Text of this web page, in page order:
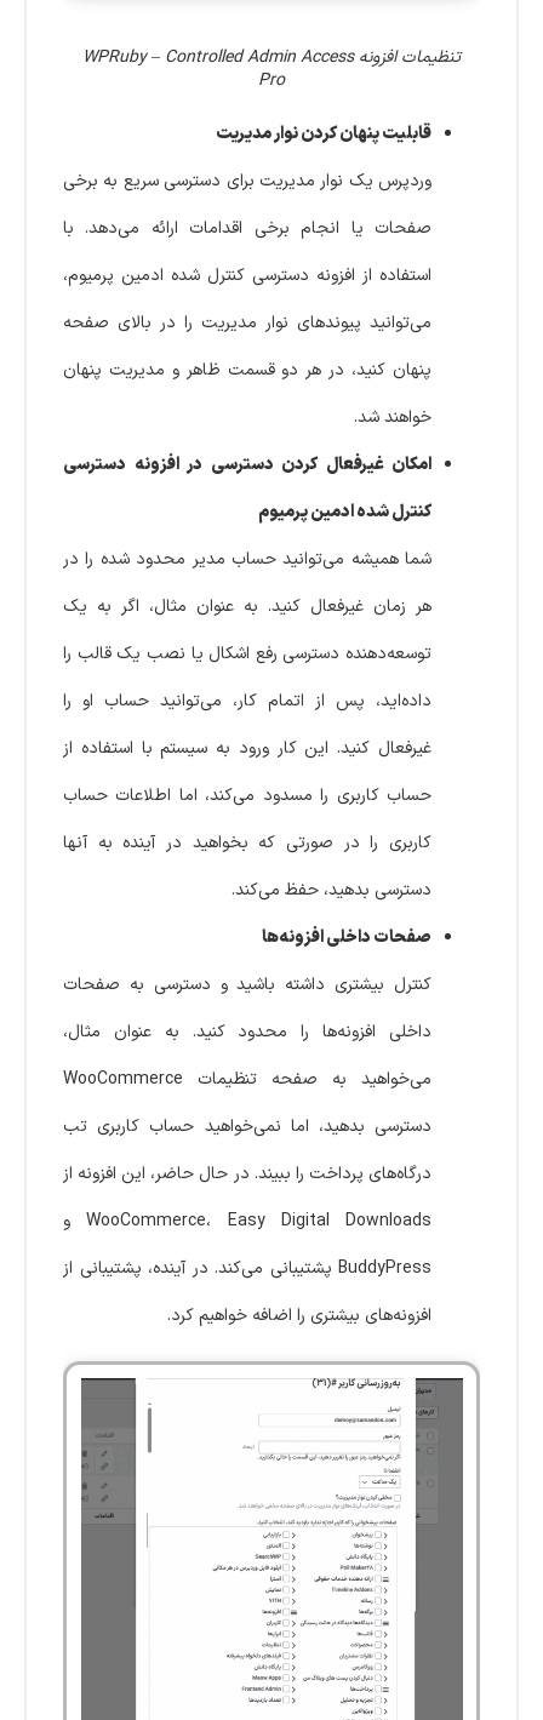
تنظیمات افزونه WPRuby – Controlled Admin Access
Pro
قابلیت پنهان کردن نوار مدیریت
وردپرس یک نوار مدیریت برای دسترسی سریع به برخی
صفحات یا انجام برخی اقدامات ارائه می‌دهد. با
استفاده از افزونه دسترسی کنترل شده ادمین پرمیوم،
می‌توانید پیوندهای نوار مدیریت را در بالای صفحه
پنهان کنید، در هر دو قسمت ظاهر و مدیریت پنهان
خواهند شد.
امکان غیرفعال کردن دسترسی در افزونه دسترسی
کنترل شده ادمین پرمیوم
شما همیشه می‌توانید حساب مدیر محدود شده را در
هر زمان غیرفعال کنید. به عنوان مثال، اگر به یک
توسعه‌دهنده دسترسی رفع اشکال یا نصب یک قالب را
داده‌اید، پس از اتمام کار، می‌توانید حساب او را
غیرفعال کنید. این کار ورود به سیستم با استفاده از
حساب کاربری را مسدود می‌کند، اما اطلاعات حساب
کاربری را در صورتی که بخواهید در آینده به آنها
دسترسی بدهید، حفظ می‌کند.
صفحات داخلی افزونه‌ها
کنترل بیشتری داشته باشید و دسترسی به صفحات
داخلی افزونه‌ها را محدود کنید. به عنوان مثال،
می‌خواهید به صفحه تنظیمات WooCommerce
دسترسی بدهید، اما نمی‌خواهید حساب کاربری تب
درگاه‌های پرداخت را ببیند. در حال حاضر، این افزونه از
WooCommerce، Easy Digital Downloads و
BuddyPress پشتیبانی می‌کند. در آینده، پشتیبانی از
افزونه‌های بیشتری را اضافه خواهیم کرد.